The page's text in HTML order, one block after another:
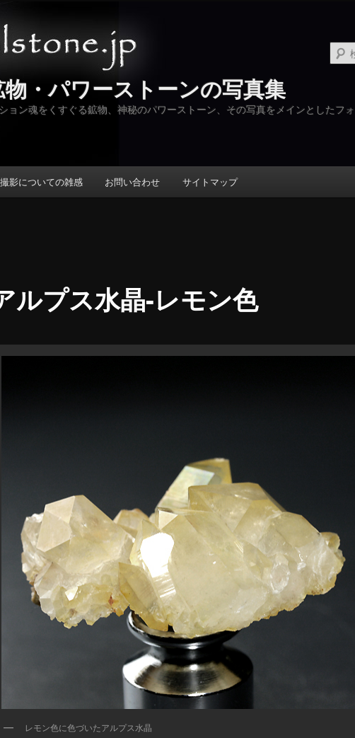
・パワーストーンの写真集
ョン魂をくすぐる鉱物、神秘のパワーストーン、その写真をメインとしたフ
影についての雑感 お問い合わせ サイトマップ
ルプス水晶-レモン色
レモン色に色づいたアルプス水晶